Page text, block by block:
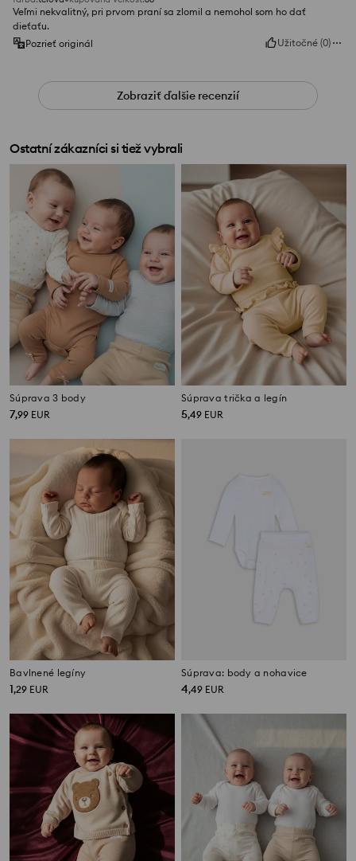
Veľmi nekvalitný, pri prvom praní sa zlomil a nemohol som ho dať
dieťaťu.
Pozrieť originál
Užitočné (0)
Zobraziť ďalšie recenzií
Ostatní zákazníci si tiež vybrali
Súprava 3 body
7,99 EUR
Súprava trička a legín
5,49 EUR
Bavlnené legíny
1,29 EUR
Súprava: body a nohavice
4,49 EUR